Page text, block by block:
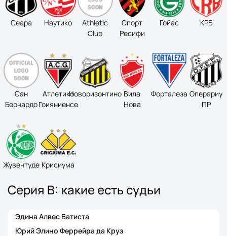
Сеара Наутико
Athletic
Club
Спорт
Ресифи
Гойас KРБ
Сан
Бернардо
Атлетико
Гоияниенсе
Новоризонтино Вила
Нова
Форталеза Операриу
ПР
Жувентуде Крисиума
Серия B: какие есть судьи
Эдина Алвес Батиста
Юрий Элино Феррейра да Круз